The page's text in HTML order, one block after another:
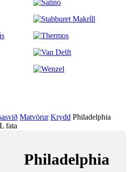
Matvörur Krydd Philadelphia
fata
Philadelphia